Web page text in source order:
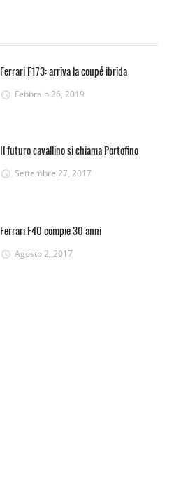
Ferrari F173: arriva la coupé ibrida
Febbraio 26, 2019
Il futuro cavallino si chiama Portofino
Settembre 27, 2017
Ferrari F40 compie 30 anni
Agosto 2, 2017